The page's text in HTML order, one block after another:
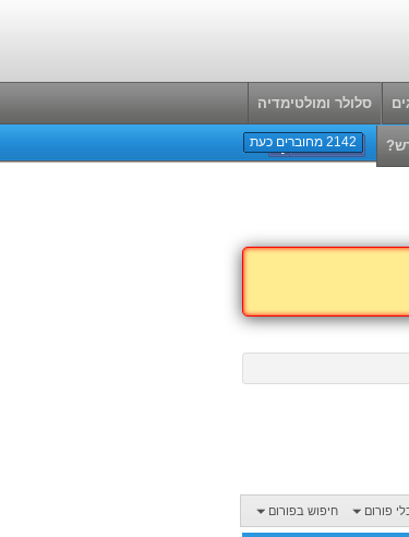
סלולר ומולטימדיה
2142 מחוברים כעת
פורום חיפוש בפורום